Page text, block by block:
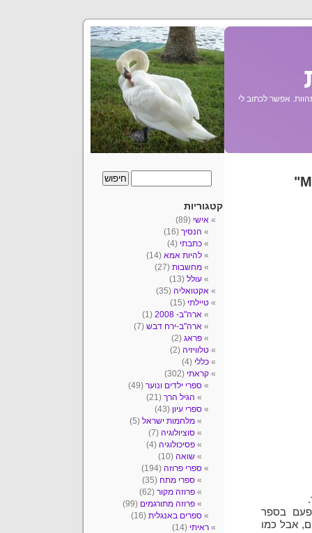
אפשר לכתוב לי
בספר
אבל כמו
קטגוריות
אישי (89)
הנסיך (16)
כתבתי (4)
להיות אמא (14)
מחשבות (27)
עולל (13)
אקטואליה (35)
טיילתי (15)
ארה"ב- 2008
(1)
ארה"ב-ירח דבש (7)
פראג (2)
טלוויזיה (2)
כללי (4)
קראתי (302)
ספרי ילדים ונוער (49)
הגיל הרך (21)
ספרי עיון (43)
מלחמות ישראל (5)
סוציולוגיה (7)
פסיכולוגיה (4)
שואה (10)
ספרי פרוזה (194)
ספרי מתח (35)
פרוזה מקור (62)
פרוזה מתורגמים (99)
ספרים באנגלית (16)
ראיתי (14)